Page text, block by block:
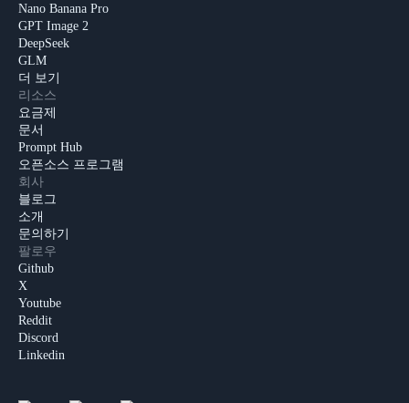
Nano Banana Pro
GPT Image 2
DeepSeek
GLM
더 보기
리소스
요금제
문서
Prompt Hub
오픈소스 프로그램
회사
블로그
소개
문의하기
팔로우
Github
X
Youtube
Reddit
Discord
Linkedin